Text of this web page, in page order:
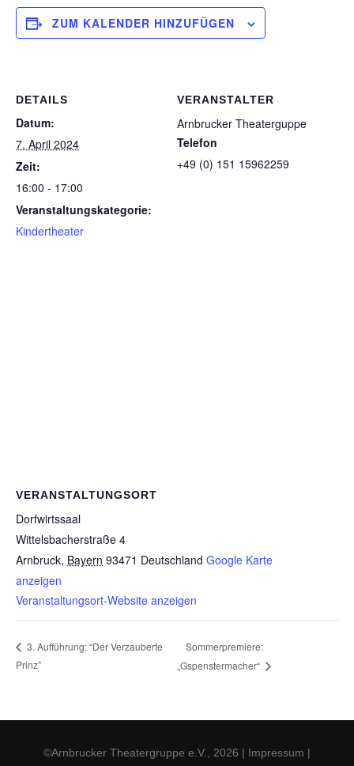
ZUM KALENDER HINZUFÜGEN
DETAILS
Datum:
7. April 2024
Zeit:
16:00 - 17:00
Veranstaltungskategorie:
Kindertheater
VERANSTALTER
Arnbrucker Theaterguppe
Telefon
+49 (0) 151 15962259
VERANSTALTUNGSORT
Dorfwirtssaal
Wittelsbacherstraße 4
Arnbruck, Bayern 93471 Deutschland Google Karte
anzeigen
Veranstaltungsort-Website anzeigen
3. Aufführung: “Der Verzauberte
Prinz”
Sommerpremiere:
„Gspenstermacher“
©Arnbrucker Theatergruppe e.V., 2026 | Impressum |